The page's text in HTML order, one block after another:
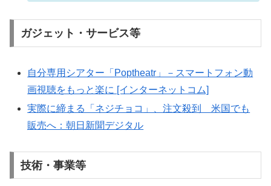
ガジェット・サービス等
自分専用シアター「Poptheatr」－スマートフォン動
画視聴をもっと楽に [インターネットコム]
実際に締まる「ネジチョコ」、注文殺到 米国でも
販売へ：朝日新聞デジタル
技術・事業等